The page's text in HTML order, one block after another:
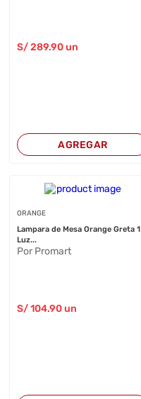
S/289.90 un
AGREGAR
ORANGE
Lampara de Mesa Orange Greta 1
Luz...
Por Promart
S/104.90 un